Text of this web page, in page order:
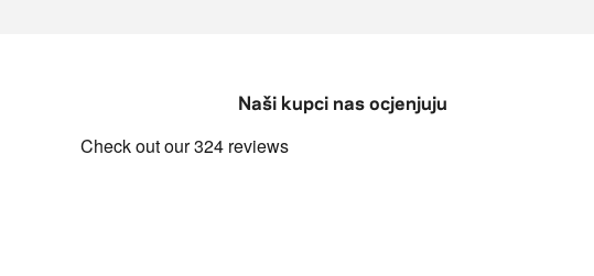
Naši kupci nas ocjenjuju